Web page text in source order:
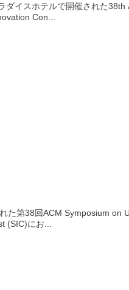
イスホテルで開催された38th
Con...
た第38回ACM Symposium on
(SIC)にお...